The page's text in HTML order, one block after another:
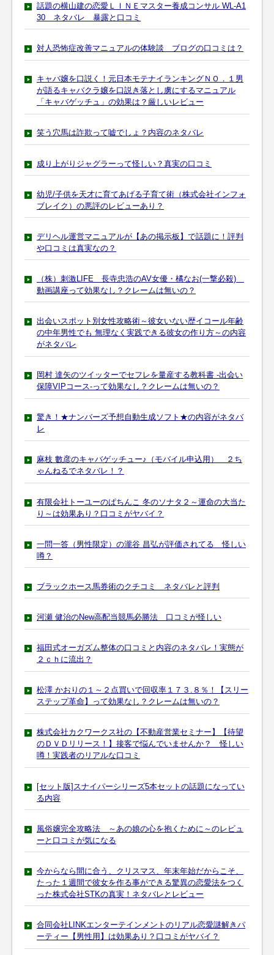
話題の横山建の恋愛ＬＩＮＥマスター養成コンサル WL-A1
30 ネタバレ 暴露と口コミ
対人恐怖症改善マニュアルの体験談 ブログの口コミは？
キャバ嬢を口説く！元日本モテナイランキングＮＯ．１男
が語るキャバクラ嬢を口説き落とし虜にするマニュアル
「キャバゲッチュ」の効果は？厳しいレビュー
笑う穴馬は詐欺って嘘でしょ？内容のネタバレ
成り上がりジャグラーって怪しい？真実の口コミ
幼児/子供を天才に育てあげる子育て術（株式会社インフォ
ブレイク）の悪評のレビューあり？
デリヘル運営マニュアルが【あの掲示板】で話題に！評判
や口コミは真実なの？
（株）刺激LIFE 長寺忠浩のAV女優・橘なお(一撃必殺)
動画講座って効果なし？クレームは無いの？
出会いスポット別女性攻略術～彼女いない歴イコール年齢
の中年男性でも 無理なく実践できる彼女の作り方～の内容
がネタバレ
岡村 達矢のツイッターでセフレを量産する教科書 -出会い
保障VIPコース-って効果なし？クレームは無いの？
驚き！★ナンバーズ予想自動生成ソフト★の内容がネタバ
レ
麻枝 數彦のキャバゲッチュー♪（モバイル申込用） ２ち
ゃんねるでネタバレ！？
有限会社トーユーのぱちんこ 冬のソナタ２～運命の大当た
り～は効果あり？口コミがヤバイ？
一問一答（男性限定）の瀧谷 昌弘が評価されてる 怪しい
噂？
ブラックホース馬券術のクチコミ ネタバレと評判
河瀬 健治のNew高配当競馬必勝法 口コミが怪しい
福田式オーガズム整体の口コミと内容のネタバレ！実態が
２ｃｈに流出？
松澤 かおりの１～２点買いで回収率１７３.８％！【スリー
ステップ革命】って効果なし？クレームは無いの？
株式会社カクワークス社の【不動産営業セミナー】【待望
のＤＶＤリリース！】接客で悩んでいませんか？ 怪しい
噂！実践者のリアルな口コミ
[セット版]スナイパーシリーズ5本セットの話題になってい
る内容
風俗嬢完全攻略法 ～あの娘の心を抱くために～のレビュ
ーと口コミが気になる
今からなら間に合う、クリスマス、年末年始だからこそ、
たった１週間で彼女を作る事ができる驚異の恋愛法をつく
った株式会社STKの真実！ネタバレとレビュー
合同会社LINKエンターテインメントのリアル恋愛謎解きパ
ーティー【男性用】は効果あり？口コミがヤバイ？